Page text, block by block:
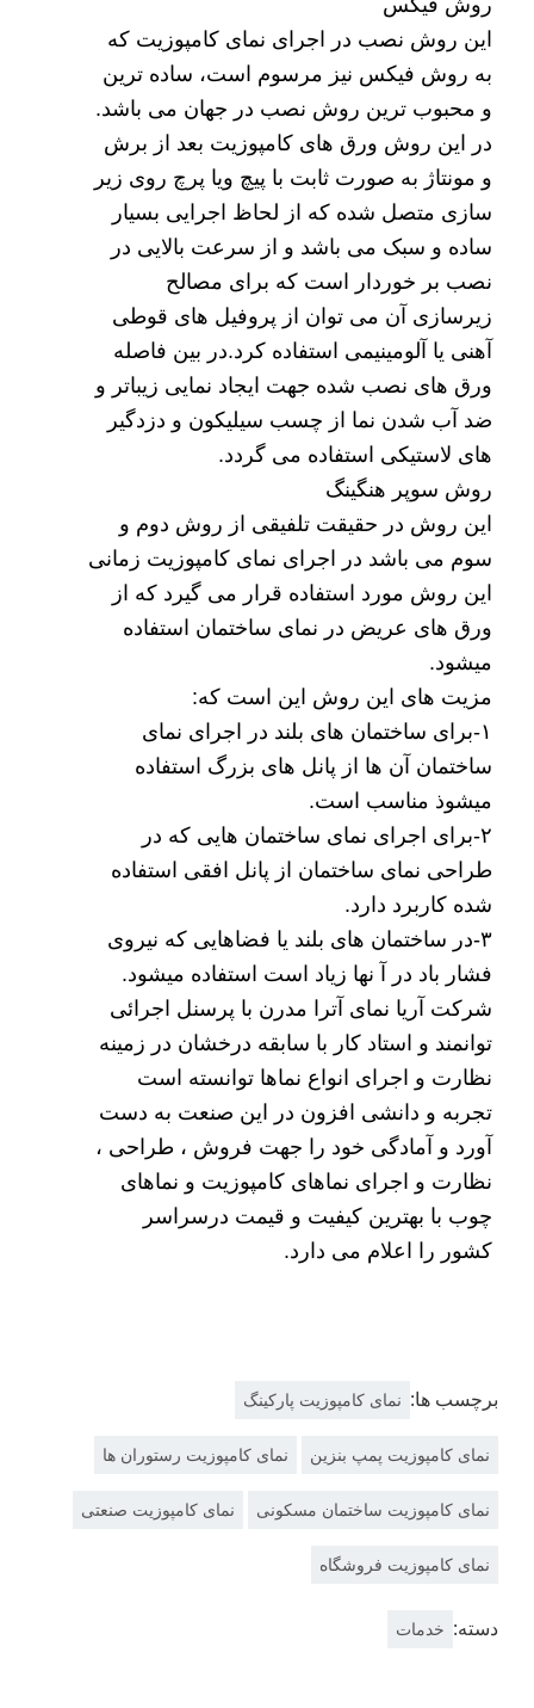
این روش نصب در اجرای نمای کامپوزیت که
به روش فیکس نیز مرسوم است، ساده ترین
و محبوب ترین روش نصب در جهان می باشد.
در این روش ورق های کامپوزیت بعد از برش
و مونتاژ به صورت ثابت با پیچ ویا پرچ روی زیر
سازی متصل شده که از لحاظ اجرایی بسیار
ساده و سبک می باشد و از سرعت بالایی در
نصب بر خوردار است که برای مصالح
زیرسازی آن می توان از پروفیل های قوطی
آهنی یا آلومینیمی استفاده کرد.در بین فاصله
ورق های نصب شده جهت ایجاد نمایی زیباتر و
ضد آب شدن نما از چسب سیلیکون و دزدگیر
های لاستیکی استفاده می گردد.
روش سوپر هنگینگ
این روش در حقیقت تلفیقی از روش دوم و
سوم می باشد در اجرای نمای کامپوزیت زمانی
این روش مورد استفاده قرار می گیرد که از
ورق های عریض در نمای ساختمان استفاده
میشود.
مزیت های این روش این است که:
۱-برای ساختمان های بلند در اجرای نمای
ساختمان آن ها از پانل های بزرگ استفاده
میشوذ مناسب است.
۲-برای اجرای نمای ساختمان هایی که در
طراحی نمای ساختمان از پانل افقی استفاده
شده کاربرد دارد.
۳-در ساختمان های بلند یا فضاهایی که نیروی
فشار باد در آ نها زیاد است استفاده میشود.
شرکت آریا نمای آترا مدرن با پرسنل اجرائی
توانمند و استاد کار با سابقه درخشان در زمینه
نظارت و اجرای انواع نماها توانسته است
تجربه و دانشی افزون در این صنعت به دست
آورد و آمادگی خود را جهت فروش ، طراحی ،
نظارت و اجرای نماهای کامپوزیت و نماهای
چوب با بهترین کیفیت و قیمت درسراسر
کشور را اعلام می دارد.
برچسب ها: نمای کامپوزیت پارکینگ
نمای کامپوزیت پمپ بنزین نمای کامپوزیت رستوران ها
نمای کامپوزیت ساختمان مسکونی نمای کامپوزیت صنعتی
نمای کامپوزیت فروشگاه
دسته: خدمات